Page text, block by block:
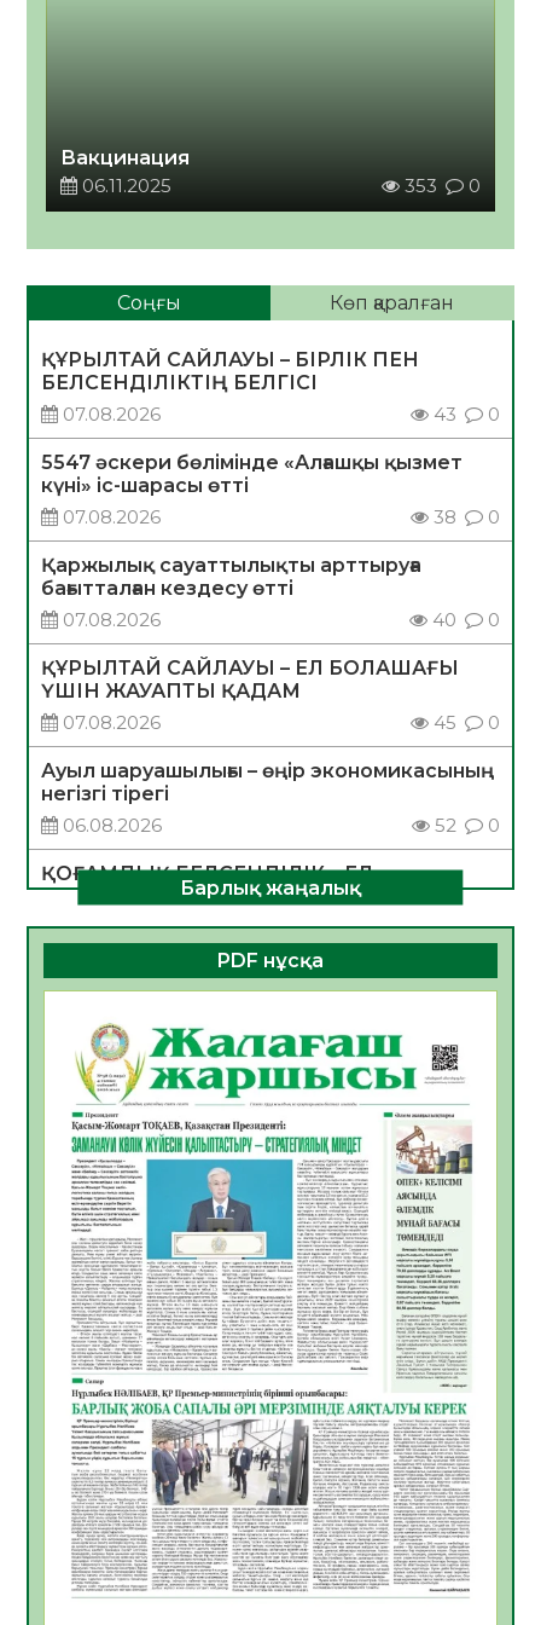
Вакцинация
06.11.2025
353 0
Соңғы Көп қаралған
ҚҰРЫЛТАЙ САЙЛАУЫ – БІРЛІК ПЕН
БЕЛСЕНДІЛІКТІҢ БЕЛГІСІ
07.08.2026
43 0
5547 әскери бөлімінде «Алғашқы қызмет
күні» іс-шарасы өтті
07.08.2026
38 0
Қаржылық сауаттылықты арттыруға
бағытталған кездесу өтті
07.08.2026
40 0
ҚҰРЫЛТАЙ САЙЛАУЫ – ЕЛ БОЛАШАҒЫ
ҮШІН ЖАУАПТЫ ҚАДАМ
07.08.2026
45 0
Ауыл шаруашылығы – өңір экономикасының
негізгі тірегі
06.08.2026
52 0
ҚОҒАМДЫҚ БЕЛСЕНДІЛІК – ЕЛ
ДАМУЫНЫҢ НЕГІЗІ
06.08.2026
50 0
ҚҰРЫЛТАЙ САЙЛАУЫ – БОЛАШАҚҚА
БАСТАР ЖАУАПТЫ ТАҢДАУ
06.08.2026
Инфекциялық ауруларға қарсы иммундау
жұмыстарының тиімділігі
06.08.2026
54
Көкжөтел ауруы туралы
06.08.2026
52
АПВ вакцинасы туралы мәлімет
06.08.2026
51
Open Air: Қызылорда облысы полиция
департаменті 20 мыңнан астам
көрерменнің қауіпсіздігін қамтамасыз етті
06.08.2026
63
ҚЫЗЫЛОРДАДА «САНАЛЫ ҰРПАҚ –
ЖАРҚЫН БОЛАШАҚ» АТТЫ КЕҢЕЙТІЛГЕН
МӘЖІЛІС ӨТТІ
05.08.2026
64
Қазақстан Орталық Азиядағы көшуге ең
Барлық жаңалық
PDF нұсқа